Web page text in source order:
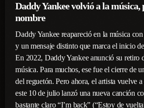
Daddy Yankee volvió a la música,
nombre
Daddy Yankee reapareció en la música
y un mensaje distinto que marca el inicio
En 2022, Daddy Yankee anunció su retiro
música. Para muchos, ese fue el cierre de
del reguetón. Pero ahora, el artista vuelve
este 10 de julio lanzó una nueva canción
bastante claro “I’m back” (“Estoy de